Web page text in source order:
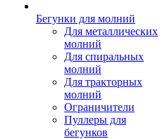
Бегунки для молний
Для металлических
молний
Для спиральных
молний
Для тракторных
молний
Ограничители
Пуллеры для
бегунков